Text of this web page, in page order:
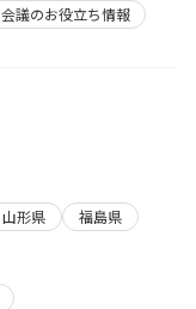
会議のお役立ち情報
山形県
福島県